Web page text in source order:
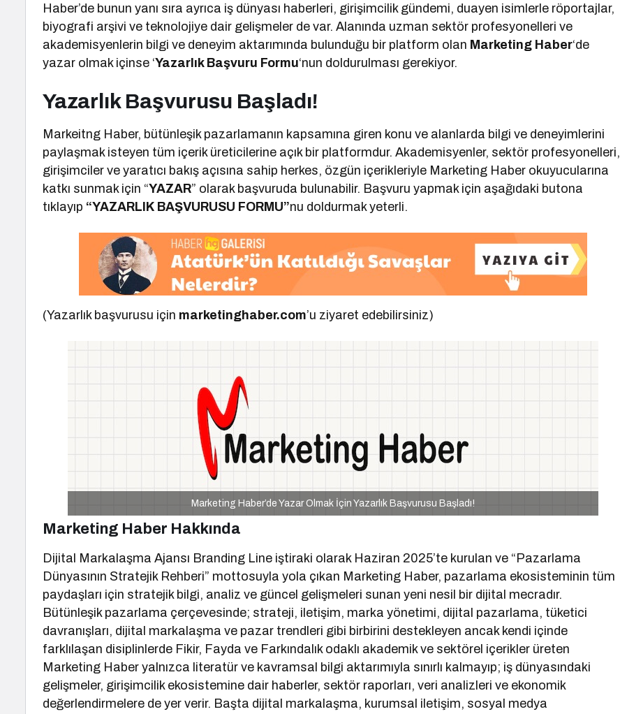
Haber’de bunun yanı sıra ayrıca iş dünyası haberleri, girişimcilik gündemi, duayen isimlerle röportajlar,
biyografi arşivi ve teknolojiye dair gelişmeler de var. Alanında uzman sektör profesyonelleri ve
akademisyenlerin bilgi ve deneyim aktarımında bulunduğu bir platform olan Marketing Haber‘de
yazar olmak içinse ‘Yazarlık Başvuru Formu‘nun doldurulması gerekiyor.
Yazarlık Başvurusu Başladı!
Markeitng Haber, bütünleşik pazarlamanın kapsamına giren konu ve alanlarda bilgi ve deneyimlerini
paylaşmak isteyen tüm içerik üreticilerine açık bir platformdur. Akademisyenler, sektör profesyonelleri,
girişimciler ve yaratıcı bakış açısına sahip herkes, özgün içerikleriyle Marketing Haber okuyucularına
katkı sunmak için “YAZAR” olarak başvuruda bulunabilir. Başvuru yapmak için aşağıdaki butona
tıklayıp “YAZARLIK BAŞVURUSU FORMU”nu doldurmak yeterli.
(Yazarlık başvurusu için marketinghaber.com’u ziyaret edebilirsiniz)
Marketing Haber’de Yazar Olmak İçin Yazarlık Başvurusu Başladı!
Marketing Haber Hakkında
Dijital Markalaşma Ajansı Branding Line iştiraki olarak Haziran 2025’te kurulan ve “Pazarlama
Dünyasının Stratejik Rehberi” mottosuyla yola çıkan Marketing Haber, pazarlama ekosisteminin tüm
paydaşları için stratejik bilgi, analiz ve güncel gelişmeleri sunan yeni nesil bir dijital mecradır.
Bütünleşik pazarlama çerçevesinde; strateji, iletişim, marka yönetimi, dijital pazarlama, tüketici
davranışları, dijital markalaşma ve pazar trendleri gibi birbirini destekleyen ancak kendi içinde
farklılaşan disiplinlerde Fikir, Fayda ve Farkındalık odaklı akademik ve sektörel içerikler üreten
Marketing Haber yalnızca literatür ve kavramsal bilgi aktarımıyla sınırlı kalmayıp; iş dünyasındaki
gelişmeler, girişimcilik ekosistemine dair haberler, sektör raporları, veri analizleri ve ekonomik
değerlendirmelere de yer verir. Başta dijital markalaşma, kurumsal iletişim, sosyal medya